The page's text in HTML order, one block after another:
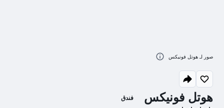
هوتل فونيكس فندق
صور لـ هوتل فونيكس